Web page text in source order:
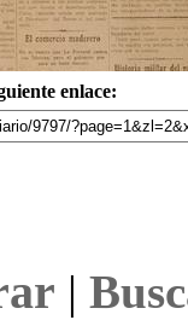
enlace:
|